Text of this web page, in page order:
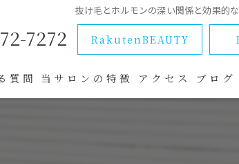
抜け毛とホルモンの深い関係と効果的
7272 RakutenBEAUTY
質問 当サロンの特徴 アクセス ブログ